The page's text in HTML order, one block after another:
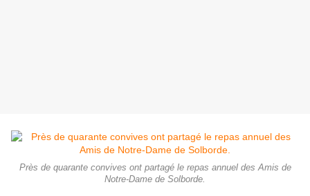
Près de quarante convives ont partagé le repas annuel des Amis de
Notre-Dame de Solborde.